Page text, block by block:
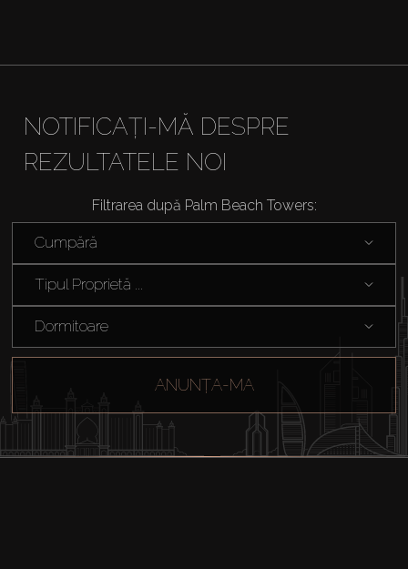
NOTIFICAȚI-MĂ DESPRE
REZULTATELE NOI
Filtrarea după Palm Beach Towers:
Cumpără
Tipul Proprietă ...
Dormitoare
ANUNȚA-MA